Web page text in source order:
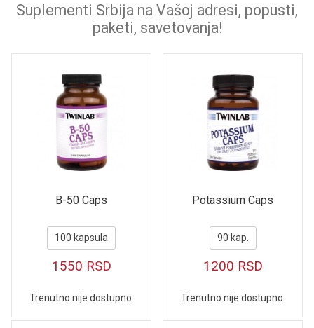
Suplementi Srbija na Vašoj adresi, popusti,
paketi, savetovanja!
B-50 Caps
100 kapsula
1550 RSD
Trenutno nije dostupno.
Potassium Caps
90 kap.
1200 RSD
Trenutno nije dostupno.